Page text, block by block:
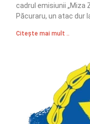
cadrul emisiunii „Miza
Păcuraru, un atac dur
Citește mai mult ..